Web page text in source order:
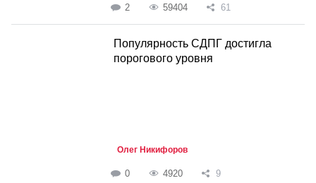
2 59404 61
Популярность СДПГ достигла
порогового уровня
Олег Никифоров
0 4920 9